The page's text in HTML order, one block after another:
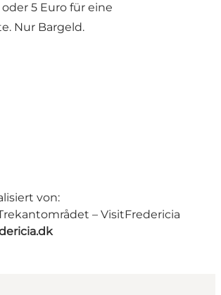
oder 5 Euro für eine
Nur Bargeld.
von:
– VisitFredericia